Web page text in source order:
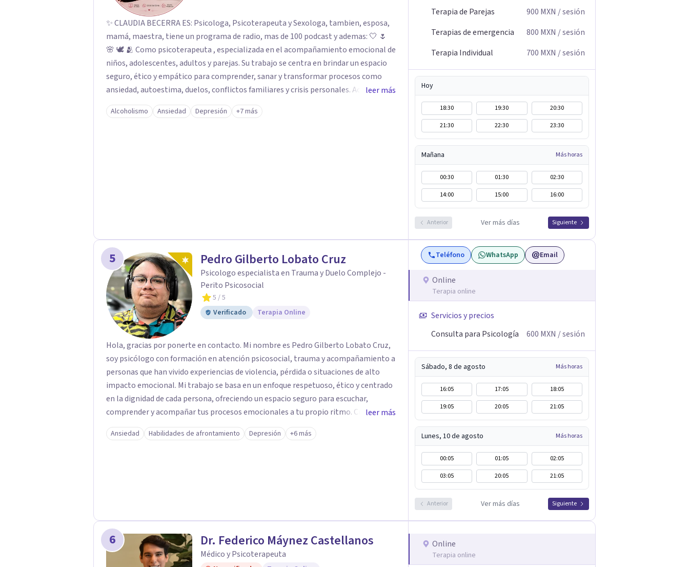
✨ CLAUDIA BECERRA ES: Psicologa, Psicoterapeuta y Sexologa, tambien, esposa,
mamá, maestra, tiene un programa de radio, mas de 100 podcast y ademas: 🤍 🌷
🌸 🕊️ 🫂 Como psicoterapeuta , especializada en el acompañamiento emocional de
niños, adolescentes, adultos y parejas. Su trabajo se centra en brindar un espacio
seguro, ético y empático para comprender, sanar y transformar procesos como
ansiedad, autoestima, duelos, conflictos familiares y crisis personales. Acompaña
desde una mirada humana e integral, favoreciendo el autoconocimiento, la
regulación emocional y el equilibrio interno. 💖 💕 💫 🔥 🌹 Como sexóloga,
leer más
Alcoholismo Ansiedad Depresión +7 más
Terapia de Parejas
900 MXN / sesión
Terapias de emergencia
800 MXN / sesión
Terapia Individual
700 MXN / sesión
Hoy
18:30 19:30
20:30
21:30
22:30 23:30
Mañana Más horas
00:30 01:30
02:30
14:00
15:00 16:00
Anterior Ver más días Siguiente
5 Pedro Gilberto Lobato Cruz
Psicologo especialista en Trauma y Duelo Complejo -
Perito Psicosocial
5 / 5
Verificado
Terapia Online
Hola, gracias por ponerte en contacto. Mi nombre es Pedro Gilberto Lobato Cruz,
soy psicólogo con formación en atención psicosocial, trauma y acompañamiento a
personas que han vivido experiencias de violencia, pérdida o situaciones de alto
impacto emocional. Mi trabajo se basa en un enfoque respetuoso, ético y centrado
en la dignidad de cada persona, ofreciendo un espacio seguro para escuchar,
comprender y acompañar tus procesos emocionales a tu propio ritmo. Creo
firmemente en la importancia de construir juntos herramientas que fortalezcan el
bienestar, la autonomía y el sentido de vida. Será un gusto acompañarte en este
leer más
Ansiedad Habilidades de afrontamiento Depresión +6 más
Teléfono WhatsApp Email
Online
Terapia online
Servicios y precios
Consulta para Psicología
600 MXN / sesión
Sábado, 8 de agosto Más horas
16:05 17:05
18:05
19:05
20:05 21:05
Lunes, 10 de agosto Más horas
00:05 01:05
02:05
03:05
20:05 21:05
Anterior Ver más días Siguiente
6 Dr. Federico Máynez Castellanos
Médico y Psicoterapeuta
Online
Terapia online